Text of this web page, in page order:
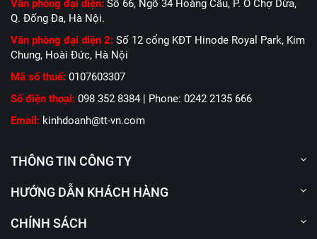
Văn phòng đại diện: Số 66, Ngõ 34 Hoàng Cầu, P. Ô Chợ Dừa,
Q. Đống Đa, Hà Nội.
Văn phòng đại diện 2: Số 12 cổng KĐT Hinode Royal Park, Kim
Chung, Hoài Đức, Hà Nội
Mã số thuế: 0107603307
Số điện thoại: 098 352 8384 | Phone: 0242 2135 666
Email: kinhdoanh@tt-vn.com
THÔNG TIN CÔNG TY
HƯỚNG DẪN KHÁCH HÀNG
CHÍNH SÁCH